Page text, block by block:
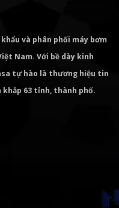
và phân phối máy bơm
Nam. Với bề dày kinh
tự hào là thương hiệu tin
63 tỉnh, thành phố.